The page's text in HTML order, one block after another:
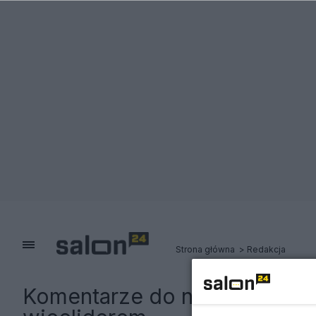
Strona główna Redakcja
Komentarze do notki:Ta